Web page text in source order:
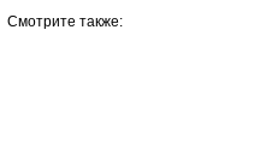
Смотрите также: